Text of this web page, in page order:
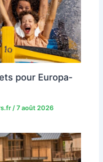
pour Europa-
/7 août 2026